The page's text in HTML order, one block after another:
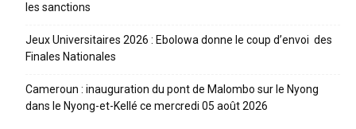
les sanctions
Jeux Universitaires 2026 : Ebolowa donne le coup d’envoi des
Finales Nationales
Cameroun : inauguration du pont de Malombo sur le Nyong
dans le Nyong-et-Kellé ce mercredi 05 août 2026